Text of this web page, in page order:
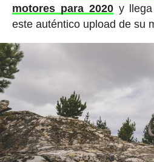
motores para 2020y llega
este auténtico upload de su